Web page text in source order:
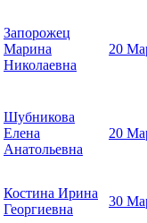
Запорожец
Марина
Николаевна
20
Шубникова
Елена
Анатольевна
20
Костина Ирина
Георгиевна
30